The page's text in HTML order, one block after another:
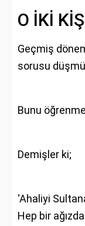
O İKİ
Geçmiş
sorusu
Bunu
Demişler ki;
‘Ahaliyi
Hep bir